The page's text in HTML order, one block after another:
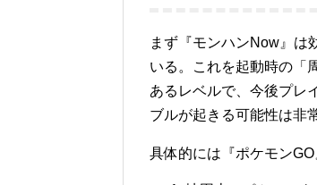
まず『モンハンNow』は
いる。これを起動時の「
あるレベルで、今後プレ
ブルが起きる可能性は非
具体的には『ポケモン